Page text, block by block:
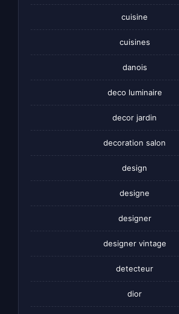
cuisine
cuisines
danois
deco luminaire
decor jardin
decoration salon
design
designe
designer
designer vintage
detecteur
dior